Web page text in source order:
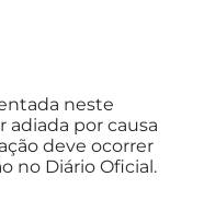
neste
adiada por causa
deve ocorrer
no Diário Oficial.